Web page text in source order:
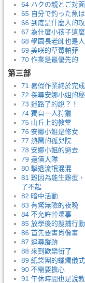
64 ハクの親とご対
65 自分で釣った魚
66 到底是什麼人的
67 為什麼小孩子這
68 學園長老師也是
69 美咲的草莓帕菲
70 作業是最優先的
第三部
71 暑假作業終於完
72 探尋安娜小姐的
73 迷路了的說？！
74 獨自一人狩獵
75 山丘上的教堂
76 安娜小姐是修女
77 熱鬧的孤兒院
78 安娜小姐的過去
79 還債大隊
80 擊退流氓混混
81 雞因為能生雞蛋
了不起
82 暗中活動
83 有驚無險的夜晚
84 不允許幹壞事
85 放學後的搜捕行動
86 首先要畫肖像畫
87 追尋蹤跡
88 來到歡樂街了
89 紙袋團的蠟燭儀式
90 不需要擔心
91 午休時間也是說